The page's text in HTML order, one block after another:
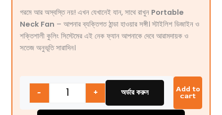
গরমে আর অস্বস্তি নয়! এখন যেখানেই যান, সাথে রাখুন Portable
Neck Fan – আপনার ব্যক্তিগত ঠান্ডা হাওয়ার সঙ্গী। স্টাইলিশ ডিজাইন ও
শক্তিশালী কুলিং সিস্টেমের এই নেক ফ্যান আপনাকে দেবে আরামদায়ক ও
সতেজ অনুভূতি সারাদিন।
Quantity
- + অর্ডার করুন Add to
cart